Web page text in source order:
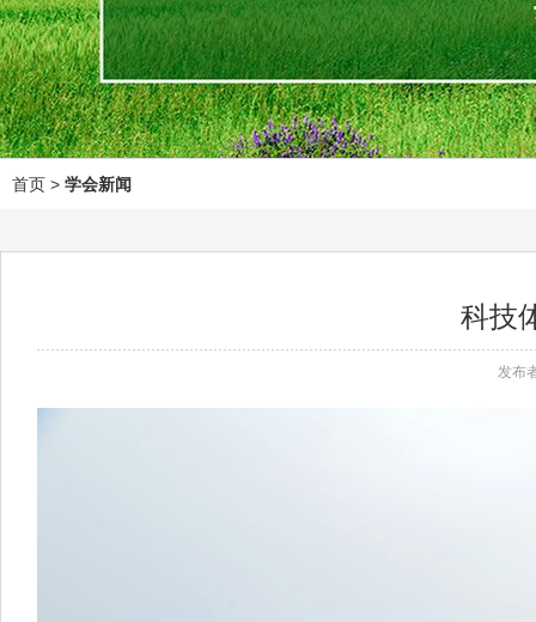
首页 > 学会新闻
科技
发布